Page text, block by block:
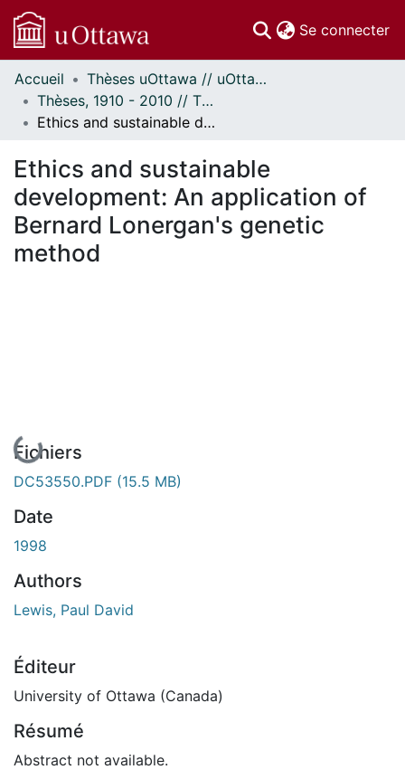
Se connecter
Communautés
et collections
Parcourir
À propos
Accueil
Thèses uOttawa // uOttawa Theses
Thèses, 1910 - 2010 // Theses, 1910 - 2010
Ethics and sustainable development: An application of Bernard Lonergan's genetic method
Ethics and sustainable
development: An application of
Bernard Lonergan's genetic
method
En cours de chargement...
Fichiers
DC53550.PDF (15.5 MB)
Date
1998
Authors
Lewis, Paul David
Éditeur
University of Ottawa (Canada)
Résumé
Abstract not available.